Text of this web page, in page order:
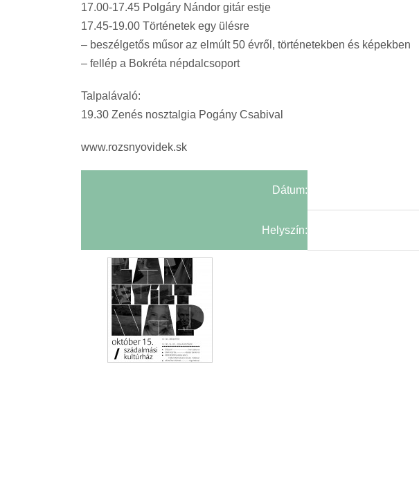
17.00-17.45 Polgáry Nándor gitár estje
17.45-19.00 Történetek egy ülésre
– beszélgetős műsor az elmúlt 50 évről, történetekben és képekben
– fellép a Bokréta népdalcsoport
Talpalávaló:
19.30 Zenés nosztalgia Pogány Csabival
www.rozsnyovidek.sk
Dátum:
Helyszín: